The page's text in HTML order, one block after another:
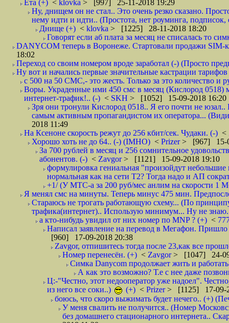
Ёта (+) < klovka > [997] 25-11-2018 19:29
Ну, днищем он не стал.. Это очень резко сказано.
нему идти и идти.. (Простота, нет роуминга,
Днище (+) < klovka > [1225] 28-11-2018 18:20
Говорят если аб плата за месяц не списалась то
DANYCOM теперь в Воронеже. Стартовали продажи SIM-
18:02
Переход со своим номером вроде заработал (-) (Просто
Ну вот и начались первые значительные кастрации
с 500 на 50 СМС,- это жесть. Только за это количество и
Воры. Украденные ими 450 смс в месяц (Кислород 0518)
интернет-трафик!.. (-) < SKH > [1052] 15-09-2018 16:20
Зря они тронули Кислород 0518.. Я его почти не
самым активным пропагандистом их оператора...
2018 11:49
На Ксеноне скорость режут до 256 кбит/сек. Чудаки. (-) <
Хорошо хоть не до 64.. (-) (IMHO) < Prizer> [967] 15-
За 700 рублей в месяц и 256 сомнительное
абонентов. (-) < Zavgor> [1121] 15-09-2018 19:10
формулировка гениальная "произойдут небольшие
нормальная как на сети Т2? Тогда надо и АП
+1/ (У МТС-а за 200 руб/мес анлим на скорости 1
Я менял смс на минуты. Теперь минус 475 мин.
Стараюсь не трогать работающую схему... (По
трафика(интернет).. Использую минимум... Ну не
а кто-нибудь увидил от них номер по MNP ? (+) <
Написал заявление на перевод в Мегафон.
[960] 17-09-2018 20:38
Zavgor, отпишитесь тогда после 23,как все
Номер перенесён. (+) < Zavgor> [1047] 24-
Симка Danycom продолжает жить и
А как это возможно? Т.е с нее даже
Ц:-"Честно, этот недооператор уже надоел".
из него все соки..)
(+) < Prizer> [1125] 17-09-
боюсь, что скоро выжимать будет нечего.. (+)
У меня свалить не получится.. (Номер
без домашнего стационарного интернета..